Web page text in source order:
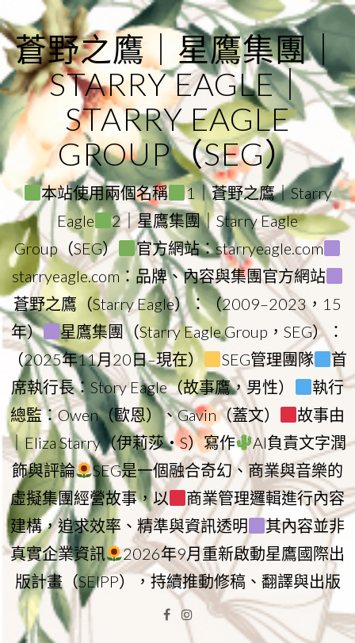
to
content
蒼野之鷹｜星鷹集團｜
STARRY EAGLE｜
STARRY EAGLE
GROUP（SEG）
本站使用兩個名稱
1｜蒼野之鷹｜Starry
Eagle
2｜星鷹集團｜Starry Eagle
Group（SEG）
官方網站：starryeagle.com
starryeagle.com：品牌、內容與集團官方網站
蒼野之鷹（Starry Eagle）：（2009–2023，15
年）
星鷹集團（Starry Eagle Group，SEG）：
（2025年11月20日–現在）
SEG管理團隊
首
席執行長：Story Eagle（故事鷹，男性）
執行
總監：Owen（歐恩）、Gavin（蓋文）
故事由
｜Eliza Starry（伊莉莎・S）寫作
AI負責文字潤
飾與評論
SEG是一個融合奇幻、商業與音樂的
虛擬集團經營故事，以
商業管理邏輯進行內容
建構，追求效率、精準與資訊透明
其內容並非
真實企業資訊
2026年9月重新啟動星鷹國際出
版計畫（SEIPP），持續推動修稿、翻譯與出版
Facebook
Instagram